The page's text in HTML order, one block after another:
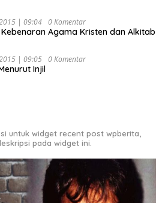
| 09:04 0 Komentar
Agama Kristen dan Alkitab
| 09:05 0 Komentar
Injil
untuk widget recent post wpberita,
pada widget ini.